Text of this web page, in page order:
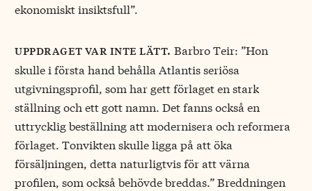
ekonomiskt insiktsfull”.
uppdraget var inte lätt. Barbro Teir: ”Hon
skulle i första hand behålla Atlantis seriösa
utgivningsprofil, som har gett förlaget en stark
ställning och ett gott namn. Det fanns också en
uttrycklig beställning att modernisera och reformera
förlaget. Tonvikten skulle ligga på att öka
försäljningen, detta naturligtvis för att värna
profilen, som också behövde breddas.” Breddningen